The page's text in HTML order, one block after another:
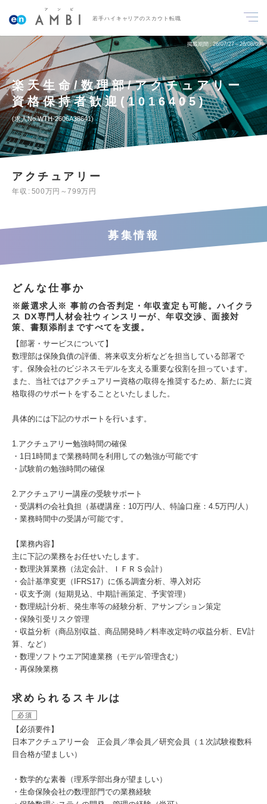
若手ハイキャリアのスカウト転職
掲載期間 26/07/27～26/08/09
楽天生命/数理部/アクチュアリー
資格保持者歓迎(1016405)
求人No.WTH-2606A38641
アクチュアリー
年収 500万円～799万円
募集情報
どんな仕事か
※厳選求人※ 事前の合否判定・年収査定も可能。ハイクラ
ス DX専門人材会社ウィンスリーが、年収交渉、面接対
策、書類添削まですべてを支援。
【部署・サービスについて】
数理部は保険負債の評価、将来収支分析などを担当している部署で
す。保険会社のビジネスモデルを支える重要な役割を担っています。
また、当社ではアクチュアリー資格の取得を推奨するため、新たに資
格取得のサポートをすることといたしました。
具体的には下記のサポートを行います。
1.アクチュアリー勉強時間の確保
・1日1時間まで業務時間を利用しての勉強が可能です
・試験前の勉強時間の確保
2.アクチュアリー講座の受験サポート
・受講料の会社負担（基礎講座：10万円/人、特論口座：4.5万円/人）
・業務時間中の受講が可能です。
【業務内容】
主に下記の業務をお任せいたします。
・数理決算業務（法定会計、ＩＦＲＳ会計）
・会計基準変更（IFRS17）に係る調査分析、導入対応
・収支予測（短期見込、中期計画策定、予実管理）
・数理統計分析、発生率等の経験分析、アサンプション策定
・保険引受リスク管理
・収益分析（商品別収益、商品開発時／料率改定時の収益分析、EV計
算、など）
・数理ソフトウエア関連業務（モデル管理含む）
・再保険業務
求められるスキルは
必須
【必須要件】
日本アクチュアリー会 正会員／準会員／研究会員（１次試験複数科
目合格が望ましい）
・数学的な素養（理系学部出身が望ましい）
・生命保険会社の数理部門での業務経験